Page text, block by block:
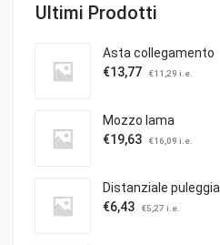
Ultimi Prodotti
Asta collegamento
€13,77 €11,29 i.e.
Mozzo lama
€19,63 €16,09 i.e.
Distanziale puleggia
€6,43 €5,27 i.e.